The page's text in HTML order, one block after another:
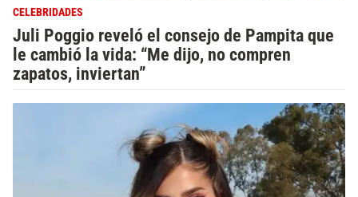
CELEBRIDADES
Juli Poggio reveló el consejo de Pampita que
le cambió la vida: “Me dijo, no compren
zapatos, inviertan”